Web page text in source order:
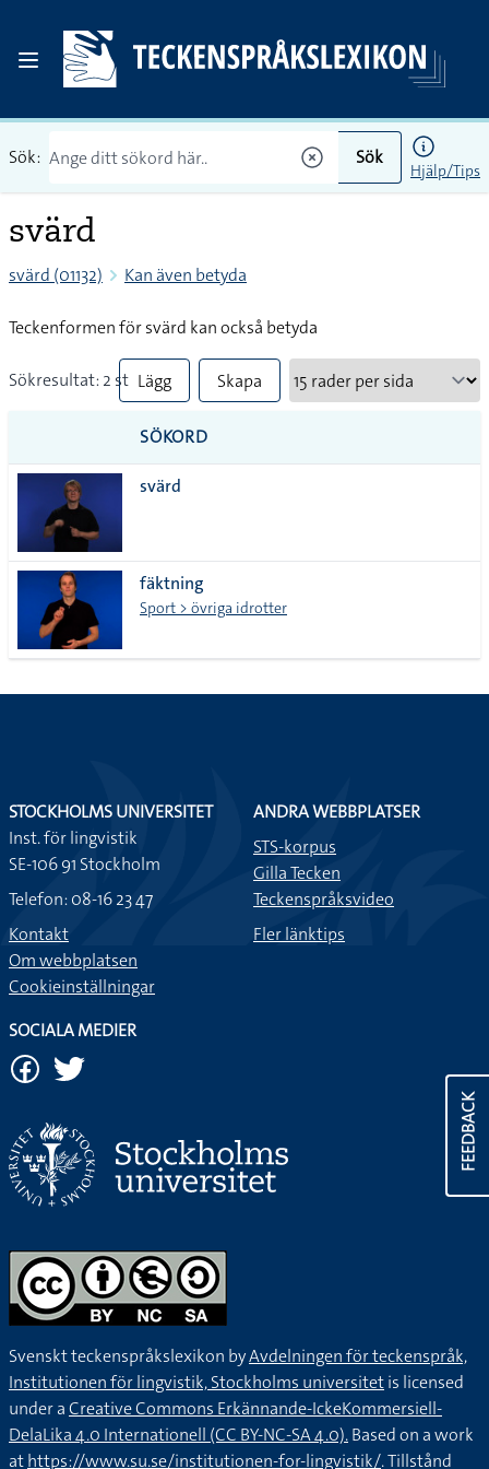
Sök: Sök
Hjälp/Tips
svärd
svärd (01132) Kan även betyda
Teckenformen för svärd kan också betyda
Sökresultat: 2 st Lägg
till
alla i
Skapa
SÖKORD
svärd
fäktning
Sport > övriga idrotter
FEEDBACK
STOCKHOLMS UNIVERSITET
Inst. för lingvistik
SE-106 91 Stockholm
Telefon: 08-16 23 47
Kontakt
Om webbplatsen
Cookieinställningar
ANDRA WEBBPLATSER
STS-korpus
Gilla Tecken
Teckenspråksvideo
Fler länktips
SOCIALA MEDIER
Svenskt teckenspråkslexikon byAvdelningen för teckenspråk,
Institutionen för lingvistik, Stockholms universitetis licensed
under aCreative Commons Erkännande-IckeKommersiell-
DelaLika 4.0 Internationell (CC BY-NC-SA 4.0).Based on a work
athttps://www.su.se/institutionen-for-lingvistik/. Tillstånd